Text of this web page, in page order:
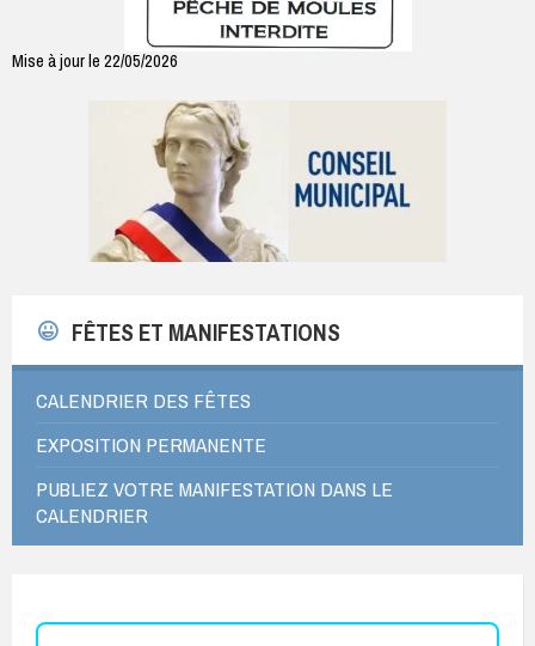
Mise à jour le 22/05/2026
FÊTES ET MANIFESTATIONS
CALENDRIER DES FÊTES
EXPOSITION PERMANENTE
PUBLIEZ VOTRE MANIFESTATION DANS LE
CALENDRIER